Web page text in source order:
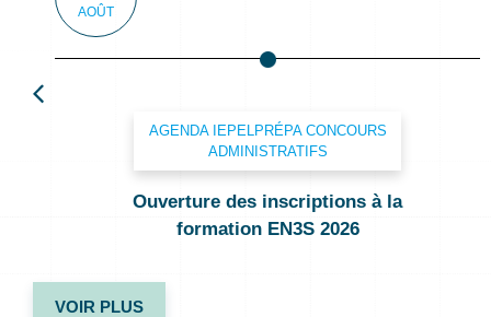
AOÛT
AGENDA IEPEL
PRÉPA CONCOURS
ADMINISTRATIFS
Ouverture des inscriptions à la
formation EN3S 2026
VOIR PLUS